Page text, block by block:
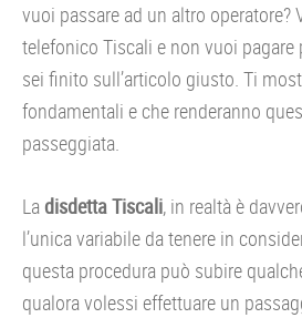
vuoi passare ad un altro operatore?
telefonico Tiscali e non vuoi pagare
sei finito sull’articolo giusto. Ti
fondamentali e che renderanno
passeggiata.
Ladisdetta Tiscali, in realtà è
l’unica variabile da tenere in
questa procedura può subire
qualora volessi effettuare un